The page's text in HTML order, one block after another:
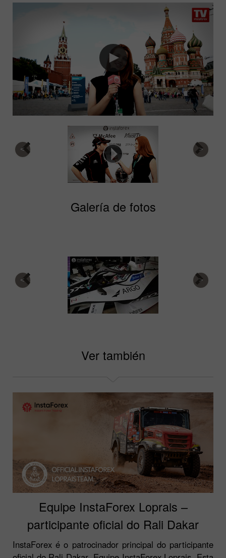
Galería de fotos
Ver también
Equipe InstaForex Loprais –
participante oficial do Rali Dakar
InstaForex é o patrocinador principal do participante